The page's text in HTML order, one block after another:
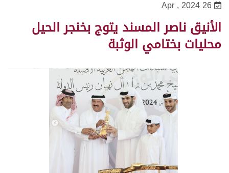
26 Apr , 2024
الأنيق ناصر المسند يتوج بخنجر الحيل
محليات بختامي الوثبة